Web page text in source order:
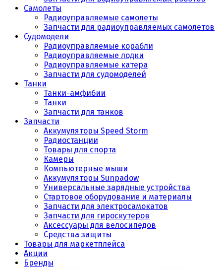
Самолеты
Радиоуправляемые самолеты
Запчасти для радиоуправляемых самолетов
Судомодели
Радиоуправляемые корабли
Радиоуправляемые лодки
Радиоуправляемые катера
Запчасти для судомоделей
Танки
Танки-амфибии
Танки
Запчасти для танков
Запчасти
Аккумуляторы Speed Storm
Радиостанции
Товары для спорта
Камеры
Компьютерные мыши
Аккумуляторы Sunpadow
Универсальные зарядные устройства
Стартовое оборудование и материалы
Запчасти для электросамокатов
Запчасти для гироскутеров
Аксессуары для велосипедов
Средства защиты
Товары для маркетплейса
Акции
Бренды